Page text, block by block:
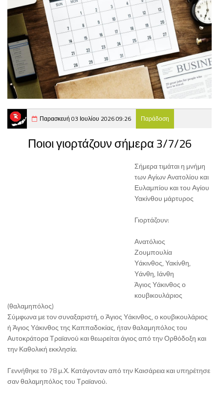
Παρασκευή 03 Ιουλίου 2026 09:26 Παράδοση
Ποιοι γιορτάζουν σήμερα 3/7/26
Σήμερα τιμάται η μνήμη
των Αγίων Ανατολίου και
Ευλαμπίου και του Αγίου
Υακίνθου μάρτυρος
Γιορτάζουν:
Ανατόλιος
Ζουμπουλία
Υάκινθος, Υακίνθη,
Υάνθη, Ιάνθη
Άγιος Υάκινθος ο
κουβικουλάριος
(θαλαμηπόλος)
Σύμφωνα με τον συναξαριστή, ο Άγιος Υάκινθος, ο κουβικουλάριος
ή Άγιος Υάκινθος της Καππαδοκίας, ήταν θαλαμηπόλος του
Αυτοκράτορα Τραϊανού και θεωρείται άγιος από την Ορθόδοξη και
την Καθολική εκκλησία.
Γεννήθηκε το 78 μ.Χ. Κατάγονταν από την Καισάρεια και υπηρέτησε
σαν θαλαμηπόλος του Τραϊανού.